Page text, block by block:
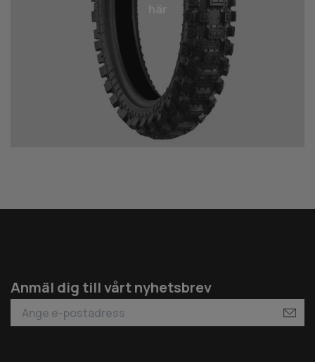
Anmäl dig till vårt nyhetsbrev